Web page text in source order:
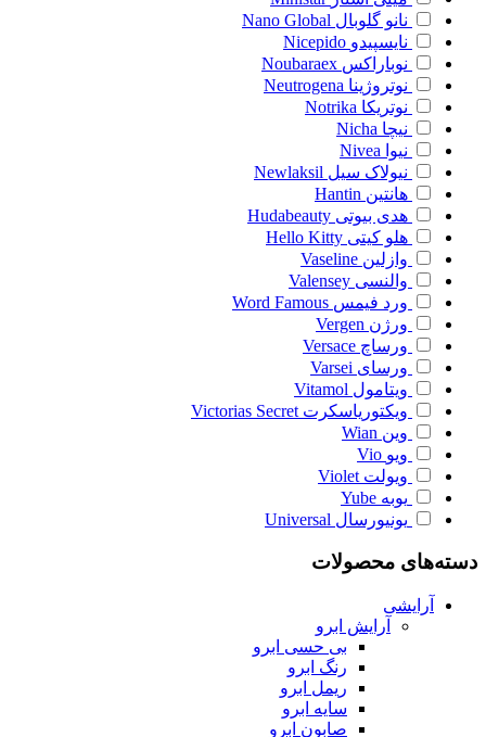
نانو گلوبال Nano Global
نایسپیدو Nicepido
نوباراکس Noubaraex
نوتروژینا Neutrogena
نوتریکا Notrika
نیچا Nicha
نیوا Nivea
نیولاک سیل Newlaksil
هانتین Hantin
هدی بیوتی Hudabeauty
هلو کیتی Hello Kitty
وازلین Vaseline
والنسی Valensey
ورد فیمس Word Famous
ورژن Vergen
ورساچ Versace
ورسای Varsei
ویتامول Vitamol
ویکتوریاسکرت Victorias Secret
وین Wian
ویو Vio
ویولت Violet
یوبه Yube
یونیورسال Universal
دسته‌های محصولات
آرایشی
آرایش ابرو
بی حسی ابرو
رنگ ابرو
ریمل ابرو
سایه ابرو
صابون ابرو